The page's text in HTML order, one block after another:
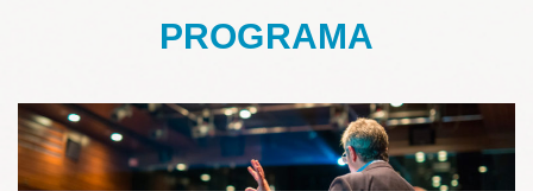
PROGRAMA